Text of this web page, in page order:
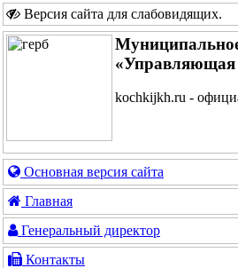
Версия сайта для слабовидящих.
«Управляющая
kochkijkh.ru -
Основная версия сайта
Главная
Генеральный директор
Контакты